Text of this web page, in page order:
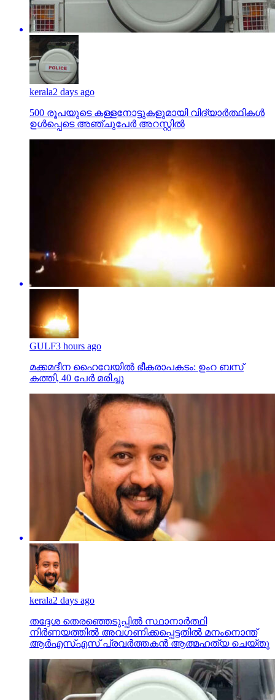
kerala2 days ago
500 രൂപയുടെ കള്ളനോട്ടുകളുമായി വിദ്യാര്‍ത്ഥികള്‍
ഉള്‍പ്പെടെ അഞ്ചുപേര്‍ അറസ്റ്റില്‍
GULF3 hours ago
മക്കമദീന ഹൈവേയില്‍ ഭീകരാപകടം: ഉംറ ബസ്
കത്തി, 40 പേര്‍ മരിച്ചു
kerala2 days ago
തദ്ദേശ തെരഞ്ഞെടുപ്പില്‍ സ്ഥാനാര്‍ത്ഥി
നിര്‍ണയത്തില്‍ അവഗണിക്കപ്പെട്ടതില്‍ മനംനൊന്ത്
ആര്‍എസ്എസ് പ്രവര്‍ത്തകന്‍ ആത്മഹത്യ ചെയ്തു